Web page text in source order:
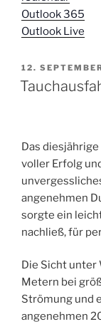
Outlook 365
Outlook Live
AM
12.
Das
voller Erfolg
angenehmen
sorgte ein
nachließ, für
Die Sicht unter
Metern bei
Strömung und
angenehmen